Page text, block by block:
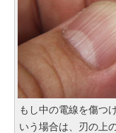
もし中の電線を傷つ
いう場合は、刃の上